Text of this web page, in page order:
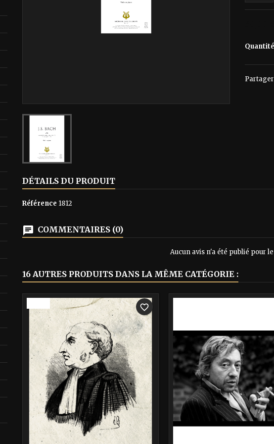
Quantité
Partager
DÉTAILS DU PRODUIT
Référence 1812
COMMENTAIRES (0)
Aucun avis n'a été publié pour
16 AUTRES PRODUITS DANS LA MÊME CATÉGORIE :
favorite_border